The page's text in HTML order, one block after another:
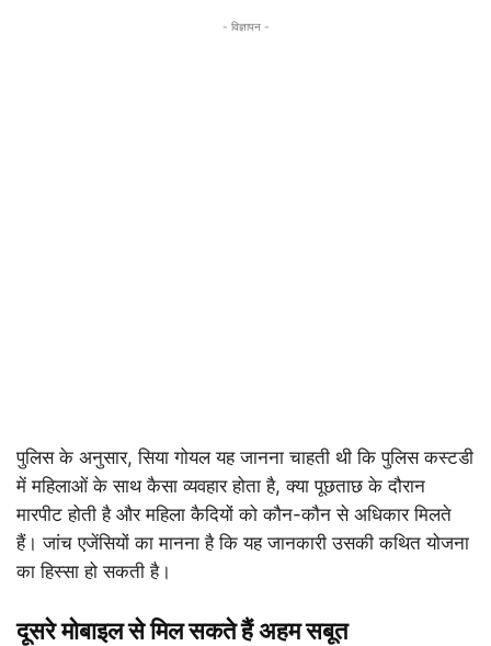
- विज्ञापन -
पुलिस के अनुसार, सिया गोयल यह जानना चाहती थी कि पुलिस कस्टडी
में महिलाओं के साथ कैसा व्यवहार होता है, क्या पूछताछ के दौरान
मारपीट होती है और महिला कैदियों को कौन-कौन से अधिकार मिलते
हैं। जांच एजेंसियों का मानना है कि यह जानकारी उसकी कथित योजना
का हिस्सा हो सकती है।
दूसरे मोबाइल से मिल सकते हैं अहम सबूत